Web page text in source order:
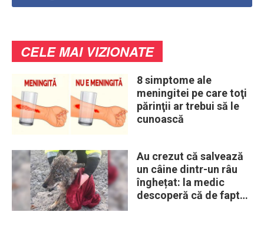
CELE MAI VIZIONATE
8 simptome ale
meningitei pe care toţi
părinţii ar trebui să le
cunoască
Au crezut că salvează
un câine dintr-un râu
înghețat: la medic
descoperă că de fapt